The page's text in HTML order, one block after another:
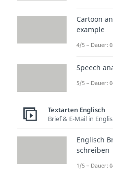
Nach
Studyflix
One
Cartoon
example
4/5 – Dauer:
Speech
5/5 – Dauer:
Textarten Englisch
Brief & E-Mail in
Englisch
schreiben
1/5 – Dauer: